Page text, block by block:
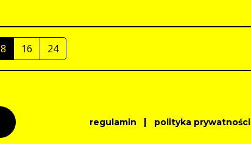
8 16 24
regulamin | polityka prywatności